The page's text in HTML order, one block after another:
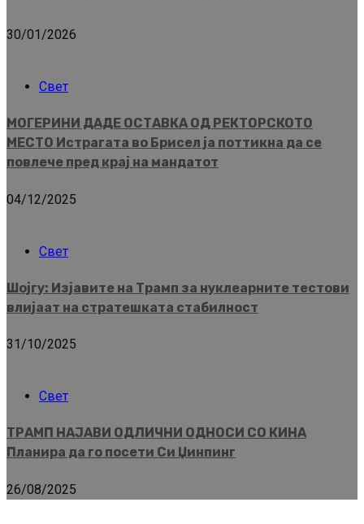
30/01/2026
Свет
МОГЕРИНИ ДАДЕ ОСТАВКА ОД РЕКТОРСКОТО
МЕСТО Истрагата во Брисел ја поттикна да се
повлече пред крај на мандатот
04/12/2025
Свет
Шојгу: Изјавите на Трамп за нуклеарните тестови
влијаат на стратешката стабилност
31/10/2025
Свет
ТРАМП НАЈАВИ ОДЛИЧНИ ОДНОСИ СО КИНА
Планира да го посети Си Џинпинг
26/08/2025